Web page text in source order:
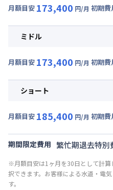
月額目安 173,400 円/月 初期費
月額賃料目安(30日利用)
光熱費他 : 24,000円/月 (800
その他費用 :
ミドル
月額目安 173,400 円/月 初期費
月額賃料目安(30日利用)
光熱費他 : 24,000円/月 (800
その他費用 :
ショート
月額目安 185,400 円/月 初期費
月額賃料目安(30日利用)
光熱費他 : 24,000円/月 (800
清掃料他 :
期間限定費用 繁忙期退去特別
※月額目安は1ヶ月を30日として計
択できます。お客様による水道・電
す。